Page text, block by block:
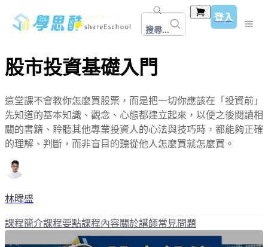
搜尋...
登入
股市投資基礎入門
這堂課不會教你怎麼買股票，而是把一切你應該在「投資前」
先知道的基本知識、觀念、心態都建立起來，以便之後閱讀相
關的書籍、聆聽其他專業投資人的心法與技巧時，都能夠正確
的理解、判斷，而非盲目的聽從他人怎麼買就怎麼買。
林暐盛
課程簡介課程要點課程內容關於講師常見問題